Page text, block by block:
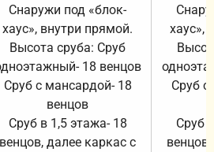
Снаружи под «блок-
хаус», внутри прямой.
Высота сруба: Сруб
18 венцов
Сруб с мансардой- 18
венцов
Сруб в 1,5 этажа- 18
венцов, далее каркас с
хаус»,
Сруб с
Сруб